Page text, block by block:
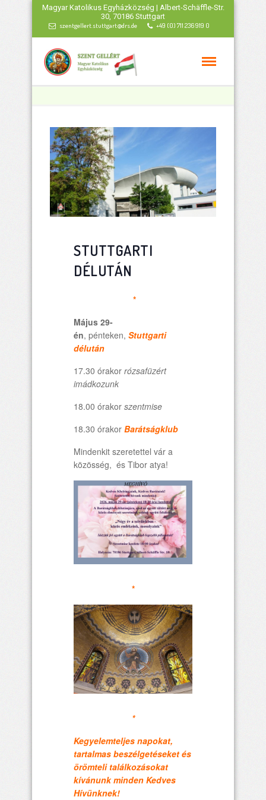
Magyar Katolikus Egyházközség | Albert-Schäffle-Str.
30, 70186 Stuttgart
szentgellert.stuttgart@drs.de +49 (0) 711 236 919 0
STUTTGARTI
DÉLUTÁN
*
Május 29-
én, pénteken, Stuttgarti
délután
17.30 órakor rózsafüzért
imádkozunk
18.00 órakor szentmise
18.30 órakor Barátságklub
Mindenkit szeretettel vár a
közösség, és Tibor atya!
*
*
Kegyelemteljes napokat,
tartalmas beszélgetéseket és
örömteli találkozásokat
kívánunk minden Kedves
Hívünknek!